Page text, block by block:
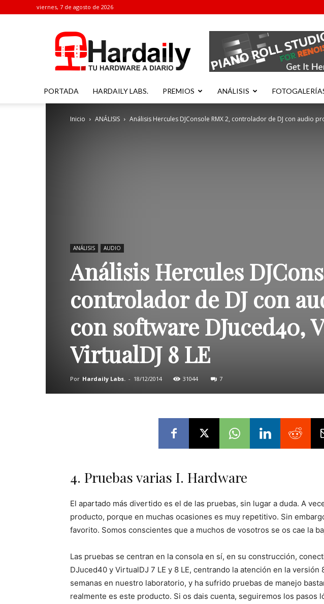
viernes, 7 de agosto de 2026
PORTADA HARDAILY LABS. PREMIOS ANÁLISIS
Inicio ANÁLISIS Análisis Hercules DJConsole RMX 2, controlador de DJ con audio
ANÁLISIS AUDIO
Análisis Hercules
controlador de DJ con
con software DJuced40,
VirtualDJ 8 LE
Por Hardaily Labs. - 18/12/2014 31044 7
4. Pruebas varias I. Hardware
El apartado más divertido es el de las pruebas, sin lugar a duda. A
producto, porque en muchas ocasiones es muy repetitivo. Sin
favorito. Somos conscientes que a muchos de vosotros se os cae la
Las pruebas se centran en la consola en sí, en su construcción,
DJuced40 y VirtualDJ 7 LE y 8 LE, centrando la atención en la
semanas en nuestro laboratorio, y ha sufrido pruebas de manejo
realmente es este producto. Si os dais cuenta, seguiremos los pasos